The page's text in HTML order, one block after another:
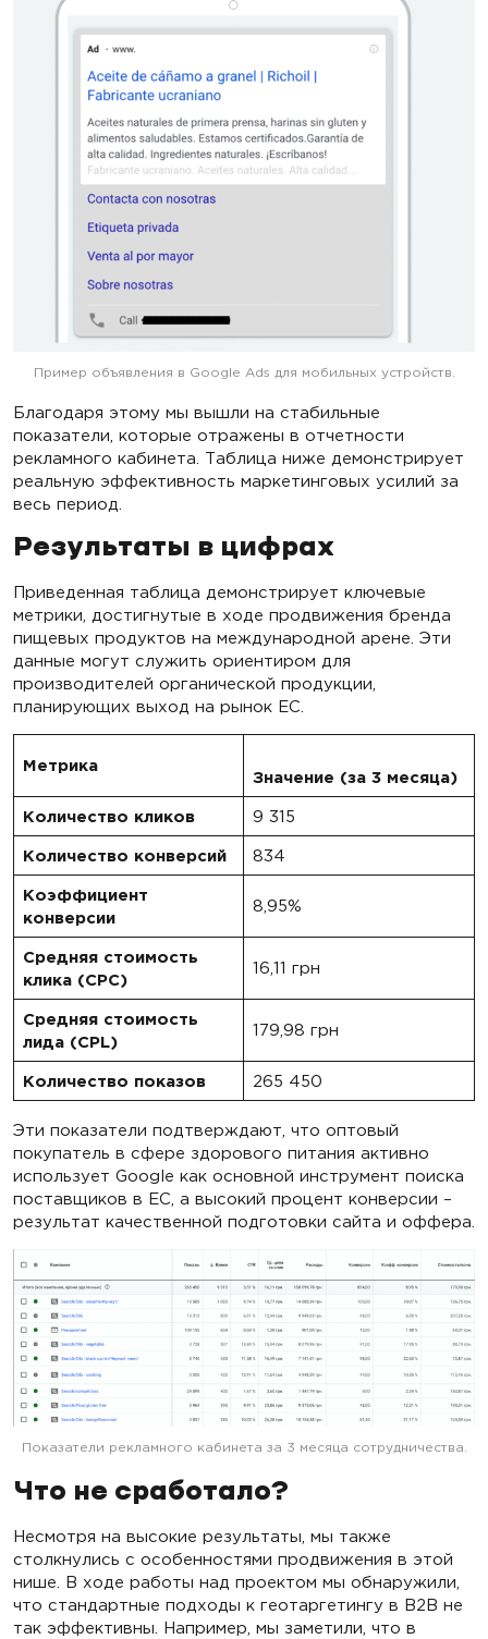
Пример объявления в Google Ads для мобильных устройств.
Благодаря этому мы вышли на стабильные
показатели, которые отражены в отчетности
рекламного кабинета. Таблица ниже демонстрирует
реальную эффективность маркетинговых усилий за
весь период.
Результаты в цифрах
Приведенная таблица демонстрирует ключевые
метрики, достигнутые в ходе продвижения бренда
пищевых продуктов на международной арене. Эти
данные могут служить ориентиром для
производителей органической продукции,
планирующих выход на рынок ЕС.
Метрика
Значение (за 3 месяца)
Количество кликов 9 315
Количество конверсий 834
Коэффициент
конверсии
8,95%
Средняя стоимость
клика (CPC)
16,11 грн
Средняя стоимость
лида (CPL)
179,98 грн
Количество показов 265 450
Эти показатели подтверждают, что оптовый
покупатель в сфере здорового питания активно
использует Google как основной инструмент поиска
поставщиков в ЕС, а высокий процент конверсии –
результат качественной подготовки сайта и оффера.
Показатели рекламного кабинета за 3 месяца сотрудничества.
Что не сработало?
Несмотря на высокие результаты, мы также
столкнулись с особенностями продвижения в этой
нише. В ходе работы над проектом мы обнаружили,
что стандартные подходы к геотаргетингу в B2B не
так эффективны. Например, мы заметили, что в